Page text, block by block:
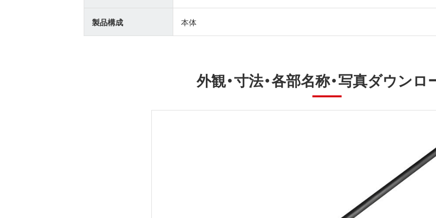
製品構成 本体
外観・寸法・各部名称・写真ダウンロ